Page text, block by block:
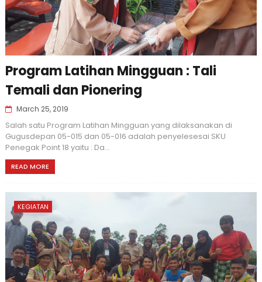
Program Latihan Mingguan : Tali
Temali dan Pionering
March 25, 2019
Salah satu Program Latihan Mingguan yang dilaksanakan di
Gugusdepan 05-015 dan 05-016 adalah penyelesesai SKU
Penegak Point 18 yaitu : Da...
READ MORE
KEGIATAN